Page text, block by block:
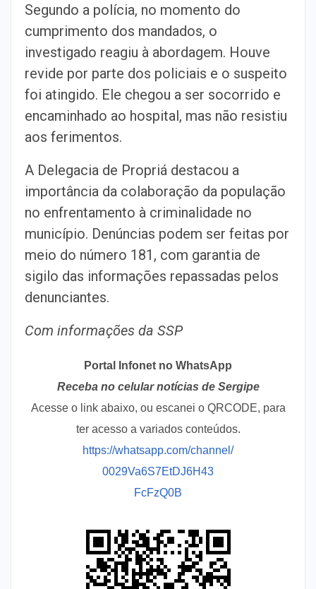
Segundo a polícia, no momento do
cumprimento dos mandados, o
investigado reagiu à abordagem. Houve
revide por parte dos policiais e o suspeito
foi atingido. Ele chegou a ser socorrido e
encaminhado ao hospital, mas não resistiu
aos ferimentos.
A Delegacia de Propriá destacou a
importância da colaboração da população
no enfrentamento à criminalidade no
município. Denúncias podem ser feitas por
meio do número 181, com garantia de
sigilo das informações repassadas pelos
denunciantes.
Com informações da SSP
Portal Infonet no WhatsApp
Receba no celular notícias de Sergipe
Acesse o link abaixo, ou escanei o QRCODE, para
ter acesso a variados conteúdos.
https://whatsapp.com/channel/
0029Va6S7EtDJ6H43
FcFzQ0B